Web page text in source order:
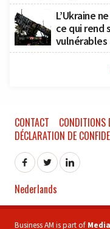
L’Ukraine
ce qui rend
vulnérables
CONTACT
CONDITIONS
DÉCLARATION DE
Nederlands
Business AM is part of